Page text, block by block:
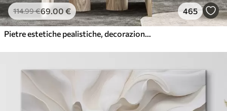
114.99€69.00 € 465
Pietre estetiche pealistiche, decorazione della casa, illuminazione naturale